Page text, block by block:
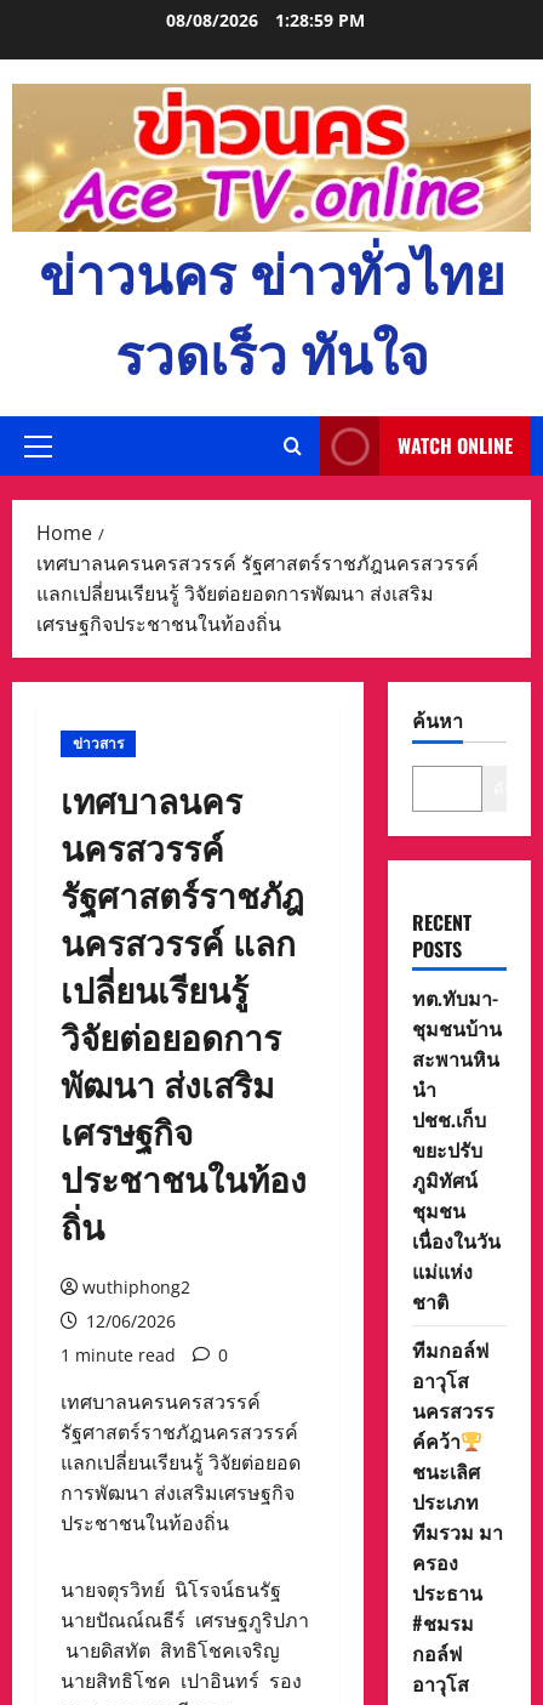
08/08/2026 1:29:01 PM
ข่าวนคร ข่าวทั่วไทย
รวดเร็ว ทันใจ
Primary
WATCH ONLINE
Home
เทศบาลนครนครสวรรค์ รัฐศาสตร์ราชภัฎนครสวรรค์
แลกเปลี่ยนเรียนรู้ วิจัยต่อยอดการพัฒนา ส่งเสริม
เศรษฐกิจประชาชนในท้องถิ่น
ข่าวสาร
เทศบาลนคร
นครสวรรค์
รัฐศาสตร์ราชภัฎ
นครสวรรค์ แลก
เปลี่ยนเรียนรู้
วิจัยต่อยอดการ
พัฒนา ส่งเสริม
เศรษฐกิจ
ประชาชนในท้อง
ถิ่น
wuthiphong2
12/06/2026
1 minute read
0
เทศบาลนครนครสวรรค์
รัฐศาสตร์ราชภัฎนครสวรรค์
แลกเปลี่ยนเรียนรู้ วิจัยต่อยอด
การพัฒนา ส่งเสริมเศรษฐกิจ
ประชาชนในท้องถิ่น
นายจตุรวิทย์ นิโรจน์ธนรัฐ
นายปัณณ์ณธีร์ เศรษฐภูริปภา
นายดิสทัต สิทธิโชคเจริญ
นายสิทธิโชค เปาอินทร์ รอง
ค้นหา
RECENT
POSTS
ทต.ทับมา-
ชุมชนบ้าน
สะพานหิน
นำ
ปชช.เก็บ
ขยะปรับ
ภูมิทัศน์
ชุมชน
เนื่องในวัน
แม่แห่ง
ชาติ
ทีมกอล์ฟ
อาวุโส
นครสวรร
ค์คว้า
ชนะเลิศ
ประเภท
ทีมรวม มา
ครอง
ประธาน
#ชมรม
กอล์ฟ
อาวุโส